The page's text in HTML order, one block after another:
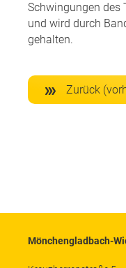
Schwingungen des
und wird durch
gehalten.
Zurück
Mönchengladbach-